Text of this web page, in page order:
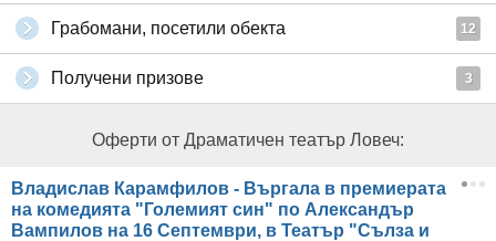
Грабомани, посетили обекта 12
Получени призове 3
Оферти от Драматичен театър Ловеч:
Владислав Карамфилов - Въргала в премиерата
на комедията "Големият син" по Александър
Вампилов на 16 Септември, в Театър "Сълза и